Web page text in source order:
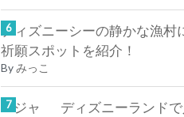
ディズニーシーの静かな漁村
祈願スポットを紹介！
Byみっこ
ディズニーランド